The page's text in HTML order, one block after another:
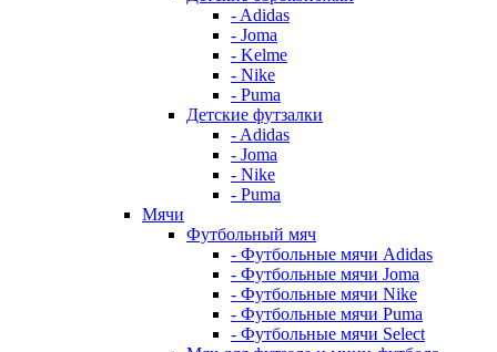
- Adidas
- Joma
- Kelme
- Nike
- Puma
Детские футзалки
- Adidas
- Joma
- Nike
- Puma
Мячи
Футбольный мяч
- Футбольные мячи Adidas
- Футбольные мячи Joma
- Футбольные мячи Nike
- Футбольные мячи Puma
- Футбольные мячи Select